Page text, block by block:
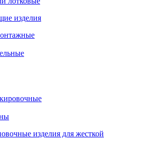
изделия
изделия для жесткой